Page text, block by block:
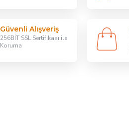
Güvenli Alışveriş
256BİT SSL Sertifikası ile
Koruma